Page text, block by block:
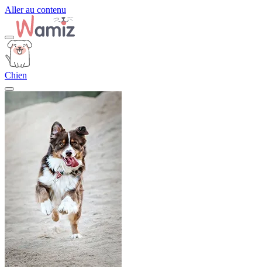
Aller au contenu
Chien